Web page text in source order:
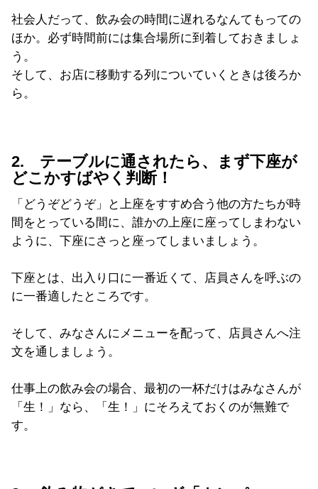
社会人だって、飲み会の時間に遅れるなんてもっての
ほか。必ず時間前には集合場所に到着しておきましょ
う。
そして、お店に移動する列についていくときは後ろか
ら。
2. テーブルに通されたら、まず下座が
どこかすばやく判断！
「どうぞどうぞ」と上座をすすめ合う他の方たちが時
間をとっている間に、誰かの上座に座ってしまわない
ように、下座にさっと座ってしまいましょう。
下座とは、出入り口に一番近くて、店員さんを呼ぶの
に一番適したところです。
そして、みなさんにメニューを配って、店員さんへ注
文を通しましょう。
仕事上の飲み会の場合、最初の一杯だけはみなさんが
「生！」なら、「生！」にそろえておくのが無難で
す。